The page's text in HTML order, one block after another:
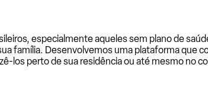
especialmente aqueles sem plano de
família. Desenvolvemos uma plataforma que
los perto de sua residência ou até mesmo no